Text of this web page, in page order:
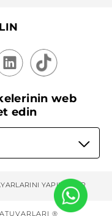
web
edin
YAPILANDIR
®